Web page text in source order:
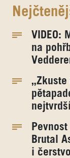
VIDEO:
na
„Zkuste
Brutal
i